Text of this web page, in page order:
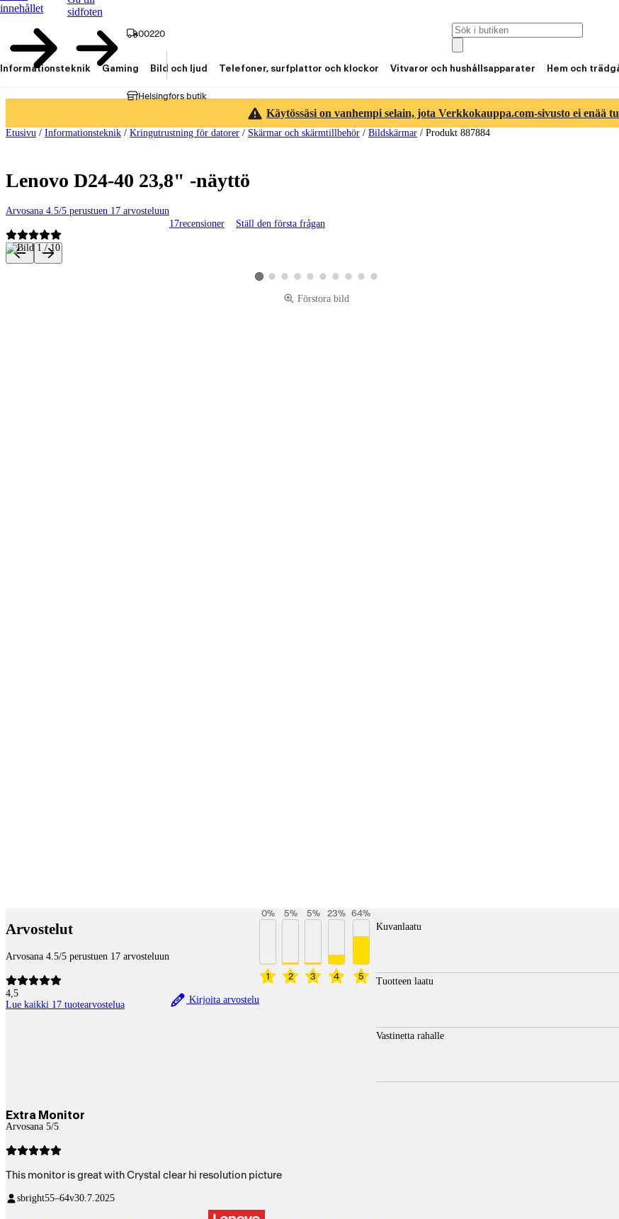
innehållet
sidfoten
00220
Helsingfors butik
Informationsteknik Gaming Bild och ljud Telefoner, surfplattor och klockor Vitvaror och hushållsapparater Hem och
Käytössäsi on vanhempi selain, jota Verkkokauppa.com-sivusto ei enää
Etusivu / Informationsteknik / Kringutrustning för datorer / Skärmar och skärmtillbehör / Bildskärmar / Produkt 887884
Lenovo D24-40 23,8" -näyttö
Arvosana 4.5/5 perustuen 17 arvosteluun
17recensioner Ställ den första frågan
Produktbilder och videor
Visa produktbild 1
Visa produktbild 2
Visa produktbild 3
Visa produktbild 4
Visa produktbild 5
Visa produktbild 6
Visa produktbild 7
Visa produktbild 8
Visa produktbild 9
Visa produktbild 10
Förstora bild
Arvostelut
Arvosana 4.5/5 perustuen 17 arvosteluun
4,5
Lue kaikki 17 tuotearvostelua
Kirjoita arvostelu
1
0%
2
5%
3
5%
4
23%
5
64%
Kuvanlaatu
Tuotteen laatu
Vastinetta rahalle
Extra Monitor
Arvosana 5/5
This monitor is great with Crystal clear hi resolution picture
sbright55–64v30.7.2025